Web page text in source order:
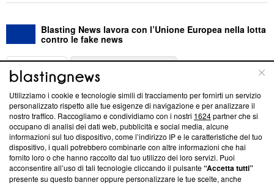
Blasting News lavora con l’Unione Europea nella lotta
contro le fake news
ABOUT
Questa sezione offre informazioni trasparenti su Blasting
News, sui nostri processi editoriali e su come ci impegniamo a
creare news di qualità. Inoltre, afferma la nostra aderenza a
‘Trust Project - News with Integrity’Blasting News non è
ancora membro del programma, ma ha richiesto di farne
parte; Trust Project non ha ancora effettuato una verifica di
conformità agli standard.
Utilizziamo i cookie e tecnologie simili di tracciamento per fornirti un servizio
personalizzato rispetto alle tue esigenze di navigazione e per analizzare il
nostro traffico. Raccogliamo e condividiamo con i nostri 1624partner che si
occupano di analisi dei dati web, pubblicità e social media, alcune
informazioni sul tuo dispositivo, come l’indirizzo IP e le caratteristiche del tuo
dispositivo, i quali potrebbero combinarle con altre informazioni che hai
fornito loro o che hanno raccolto dal tuo utilizzo dei loro servizi. Puoi
acconsentire all’uso di tali tecnologie cliccando il pulsante“Accetta tutti”
presente su questo banner oppure personalizzare le tue scelte, anche